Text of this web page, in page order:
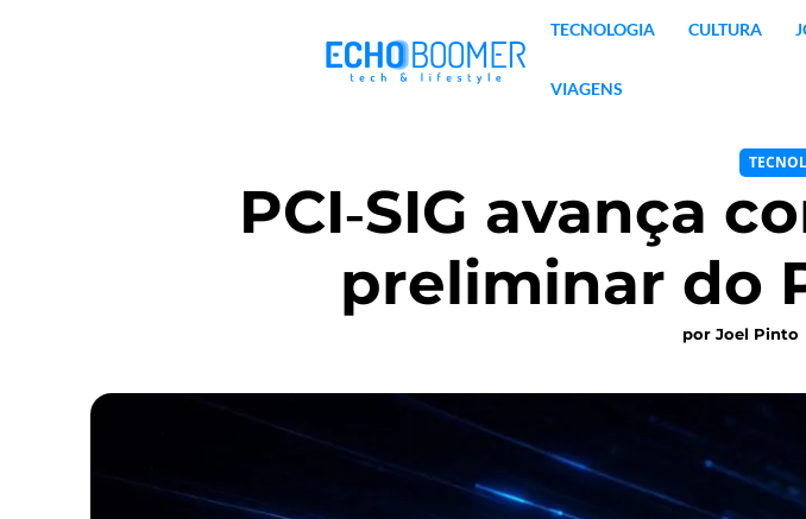
TECNOLOGIA CULTURA
VIAGENS
PCI‑SIG avança
preliminar do
por Joel Pinto